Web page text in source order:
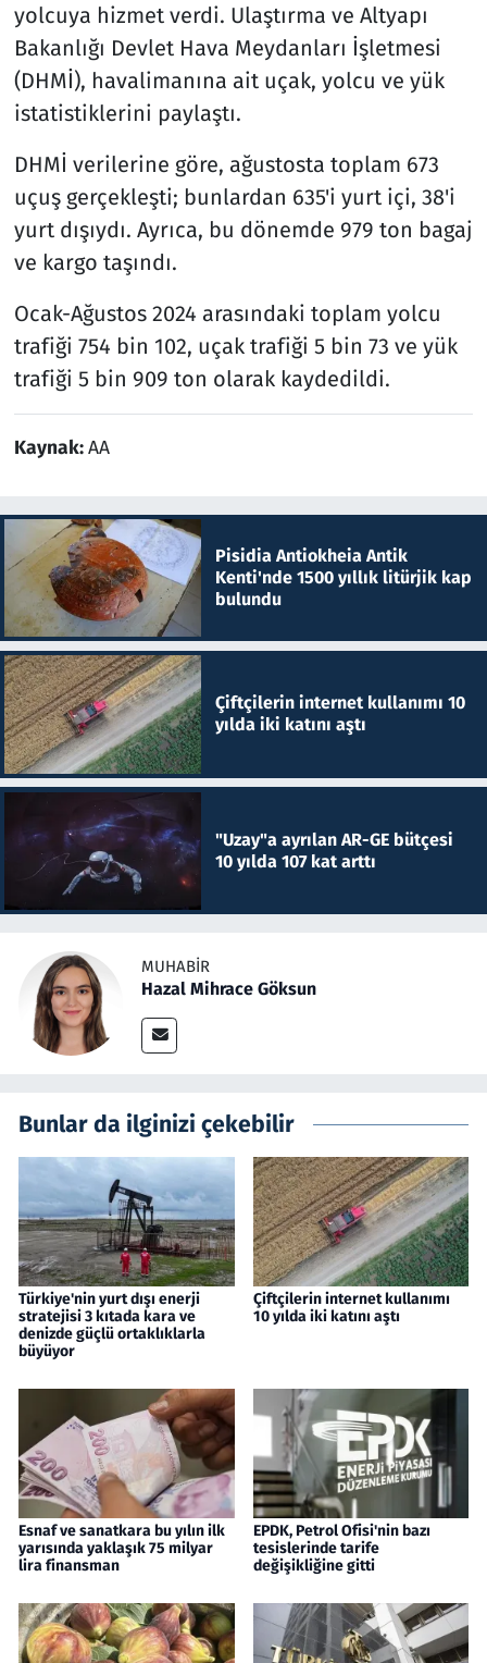
yolcuya hizmet verdi. Ulaştırma ve Altyapı
Bakanlığı Devlet Hava Meydanları İşletmesi
(DHMİ), havalimanına ait uçak, yolcu ve yük
istatistiklerini paylaştı.
DHMİ verilerine göre, ağustosta toplam 673
uçuş gerçekleşti; bunlardan 635'i yurt içi, 38'i
yurt dışıydı. Ayrıca, bu dönemde 979 ton bagaj
ve kargo taşındı.
Ocak-Ağustos 2024 arasındaki toplam yolcu
trafiği 754 bin 102, uçak trafiği 5 bin 73 ve yük
trafiği 5 bin 909 ton olarak kaydedildi.
Kaynak:AA
Pisidia Antiokheia Antik
Kenti'nde 1500 yıllık litürjik kap
bulundu
Çiftçilerin internet kullanımı 10
yılda iki katını aştı
"Uzay"a ayrılan AR-GE bütçesi
10 yılda 107 kat arttı
MUHABIR
Hazal Mihrace Göksun
Bunlar da ilginizi çekebilir
Türkiye'nin yurt dışı enerji
stratejisi 3 kıtada kara ve
denizde güçlü ortaklıklarla
büyüyor
Çiftçilerin internet kullanımı
10 yılda iki katını aştı
Esnaf ve sanatkara bu yılın ilk
yarısında yaklaşık 75 milyar
lira finansman
EPDK, Petrol Ofisi'nin bazı
tesislerinde tarife
değişikliğine gitti
Spor
Teknoloji ve Bilim
Televizyon